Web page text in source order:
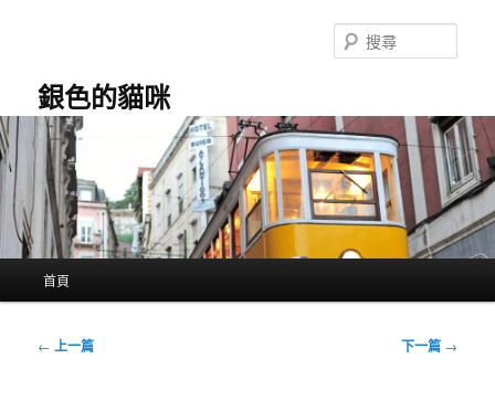
容
銀色的貓咪
尋
首頁
文
← 上一篇 下一篇 →